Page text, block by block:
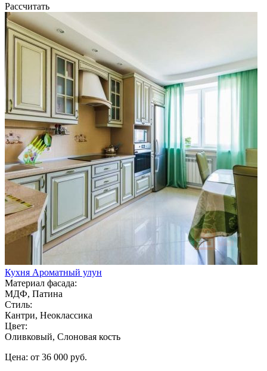
Рассчитать
Кухня Ароматный улун
Материал фасада:
МДФ, Патина
Стиль:
Кантри, Неоклассика
Цвет:
Оливковый, Слоновая кость
Цена: от 36 000 руб.